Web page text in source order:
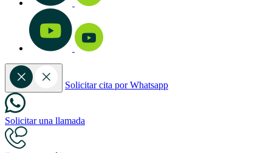
Solicitar cita por Whatsapp
Solicitar una llamada